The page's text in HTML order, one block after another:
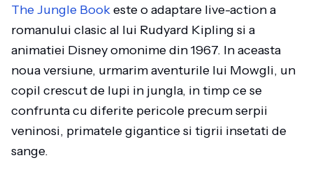
The Jungle Bookeste o adaptare live-action a
romanului clasic al lui Rudyard Kipling si a
animatiei Disney omonime din 1967. In aceasta
noua versiune, urmarim aventurile lui Mowgli, un
copil crescut de lupi in jungla, in timp ce se
confrunta cu diferite pericole precum serpii
veninosi, primatele gigantice si tigrii insetati de
sange.